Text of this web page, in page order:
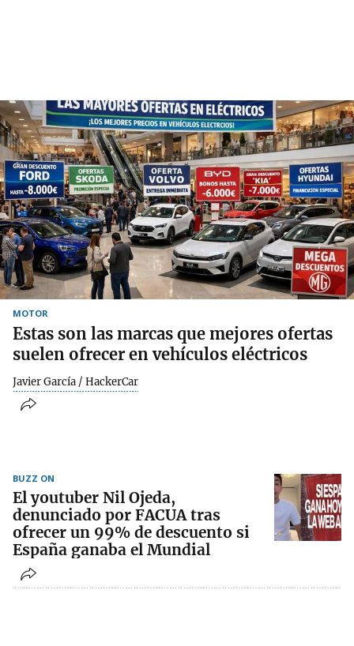
MOTOR
Estas son las marcas que mejores ofertas
suelen ofrecer en vehículos eléctricos
Javier García / HackerCar
BUZZ ON
El youtuber Nil Ojeda,
denunciado por FACUA tras
ofrecer un 99% de descuento si
España ganaba el Mundial